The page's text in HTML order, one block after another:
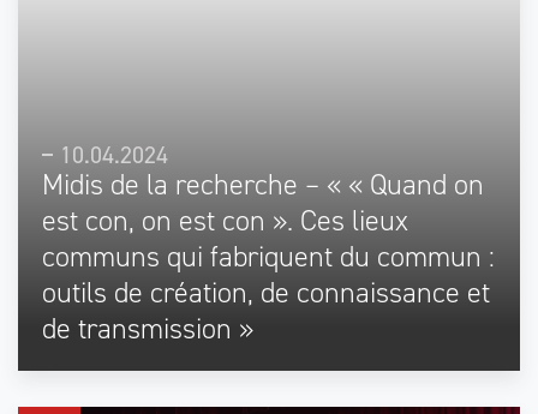
Midis de la recherche – « « Quand on
est con, on est con ». Ces lieux
communs qui fabriquent du commun :
outils de création, de connaissance et
de transmission »
10.04.2024